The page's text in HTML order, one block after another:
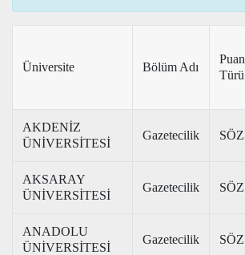
Üniversite Bölüm Adı
Puan
Türü
AKDENİZ
ÜNİVERSİTESİ
Gazetecilik SÖZ
AKSARAY
ÜNİVERSİTESİ
Gazetecilik SÖZ
ANADOLU
ÜNİVERSİTESİ
Gazetecilik SÖZ